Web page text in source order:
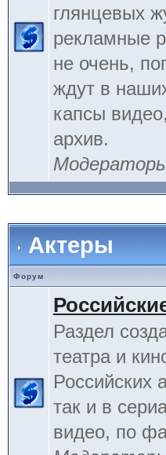
глянцевых
рекламные
не очень,
ждут в
капсы
архив.
Актеры
Форум
Раздел
театра и
Российских
так и в
видео, по